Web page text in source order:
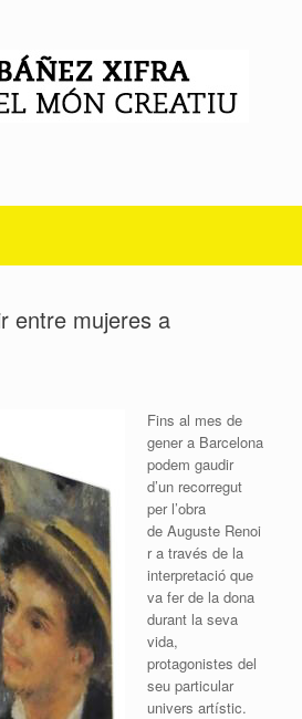
entre mujeres a
Fins al mes de
gener a Barcelona
podem gaudir
d’un recorregut
per l’obra
de AugusteRenoi
r a través de la
interpretació que
va fer de la dona
durant la seva
vida,
protagonistes del
seu particular
univers artístic.